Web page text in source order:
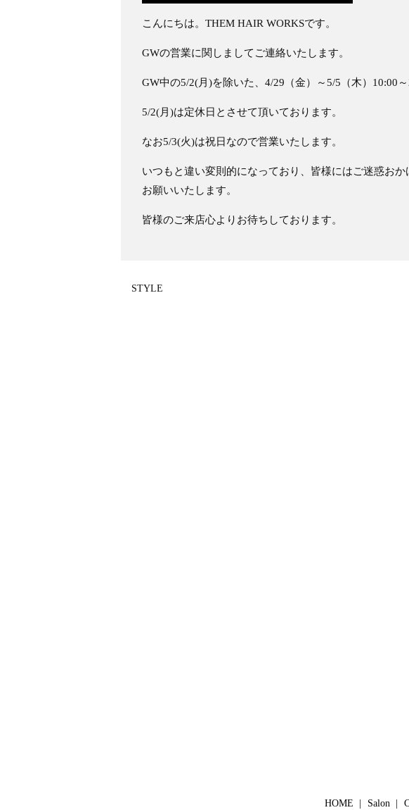
こんにちは。THEM HAIR WORKSです。
GWの営業に関しましてご連絡いたします。
GW中の5/2(月)を除いた、4/29（金）～5/5（木）10:00
5/2(月)は定休日とさせて頂いております。
なお5/3(火)は祝日なので営業いたします。
いつもと違い変則的になっており、皆様にはご迷惑お
お願いいたします。
皆様のご来店心よりお待ちしております。
STYLE
HOME Salon